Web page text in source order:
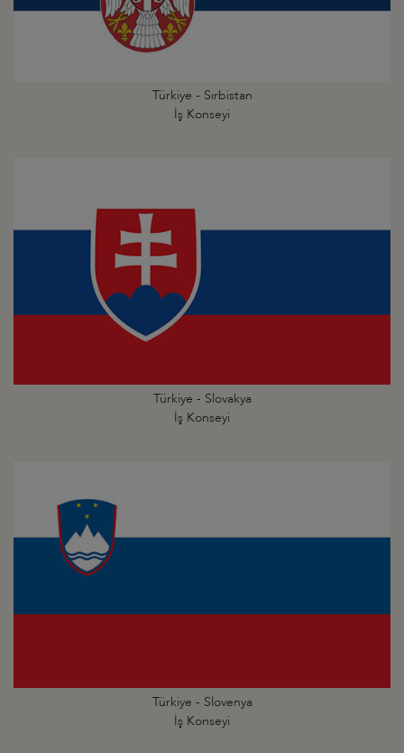
Türkiye - Sırbistan
İş Konseyi
Türkiye - Slovakya
İş Konseyi
Türkiye - Slovenya
İş Konseyi